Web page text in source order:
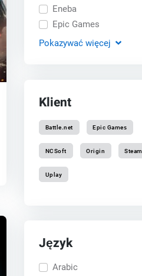
Eneba
Epic Games
Pokazywać więcej
Klient
Battle.net Epic Games
NCSoft Origin Steam
Uplay
Język
Arabic